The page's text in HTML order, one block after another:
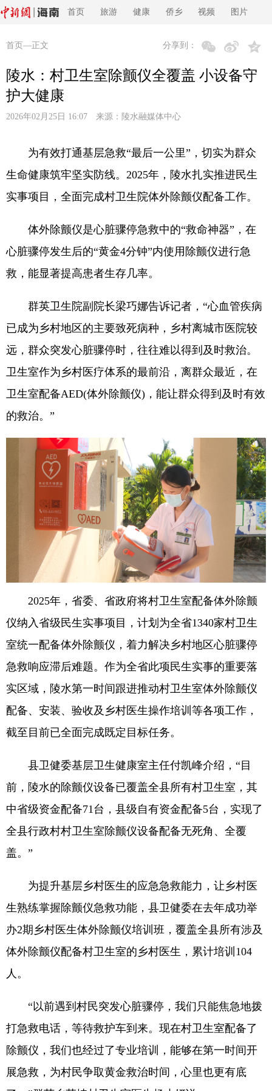
首页 旅游 健康 侨乡 视频 图片
首页 —正文 分享到：
陵水：村卫生室除颤仪全覆盖 小设备守
护大健康
2026年02月25日 16:07 来源： 陵水融媒体中心
为有效打通基层急救“最后一公里”，切实为群众
生命健康筑牢坚实防线。2025年，陵水扎实推进民生
实事项目，全面完成村卫生院体外除颤仪配备工作。
体外除颤仪是心脏骤停急救中的“救命神器”，在
心脏骤停发生后的“黄金4分钟”内使用除颤仪进行急
救，能显著提高患者生存几率。
群英卫生院副院长梁巧娜告诉记者，“心血管疾病
已成为乡村地区的主要致死病种，乡村离城市医院较
远，群众突发心脏骤停时，往往难以得到及时救治。
卫生室作为乡村医疗体系的最前沿，离群众最近，在
卫生室配备AED(体外除颤仪)，能让群众得到及时有效
的救治。”
2025年，省委、省政府将村卫生室配备体外除颤
仪纳入省级民生实事项目，计划为全省1340家村卫生
室统一配备体外除颤仪，着力解决乡村地区心脏骤停
急救响应滞后难题。作为全省此项民生实事的重要落
实区域，陵水第一时间跟进推动村卫生室体外除颤仪
配备、安装、验收及乡村医生操作培训等各项工作，
截至目前已全面完成既定目标任务。
县卫健委基层卫生健康室主任付凯峰介绍，“目
前，陵水的除颤仪设备已覆盖全县所有村卫生室，其
中省级资金配备71台，县级自有资金配备5台，实现了
全县行政村村卫生室除颤仪设备配备无死角、全覆
盖。”
为提升基层乡村医生的应急急救能力，让乡村医
生熟练掌握除颤仪急救功能，县卫健委在去年成功举
办2期乡村医生体外除颤仪培训班，覆盖全县所有涉及
体外除颤仪配备村卫生室的乡村医生，累计培训104
人。
“以前遇到村民突发心脏骤停，我们只能焦急地拨
打急救电话，等待救护车到来。现在村卫生室配备了
除颤仪，我们也经过了专业培训，能够在第一时间开
展急救，为村民争取黄金救治时间，心里也更有底